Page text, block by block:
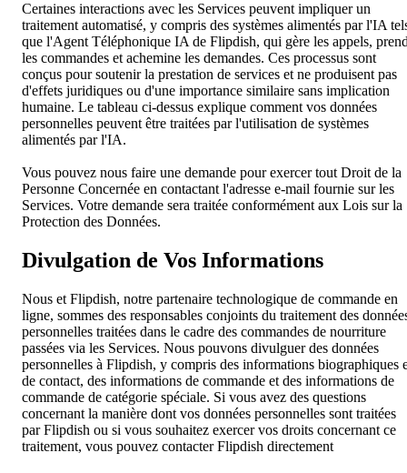
Certaines interactions avec les Services peuvent impliquer un
traitement automatisé, y compris des systèmes alimentés par l'IA
que l'Agent Téléphonique IA de Flipdish, qui gère les appels,
les commandes et achemine les demandes. Ces processus sont
conçus pour soutenir la prestation de services et ne produisent pas
d'effets juridiques ou d'une importance similaire sans implication
humaine. Le tableau ci-dessus explique comment vos données
personnelles peuvent être traitées par l'utilisation de systèmes
alimentés par l'IA.
Vous pouvez nous faire une demande pour exercer tout Droit de la
Personne Concernée en contactant l'adresse e-mail fournie sur les
Services. Votre demande sera traitée conformément aux Lois sur la
Protection des Données.
Divulgation de Vos Informations
Nous et Flipdish, notre partenaire technologique de commande en
ligne, sommes des responsables conjoints du traitement des
personnelles traitées dans le cadre des commandes de nourriture
passées via les Services. Nous pouvons divulguer des données
personnelles à Flipdish, y compris des informations biographiques
de contact, des informations de commande et des informations de
commande de catégorie spéciale. Si vous avez des questions
concernant la manière dont vos données personnelles sont traitées
par Flipdish ou si vous souhaitez exercer vos droits concernant ce
traitement, vous pouvez contacter Flipdish directement